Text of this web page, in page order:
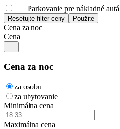
Parkovanie pre nákladné autá
Cena za noc
Cena
Cena za noc
za osobu
za ubytovanie
Minimálna cena
Maximálna cena